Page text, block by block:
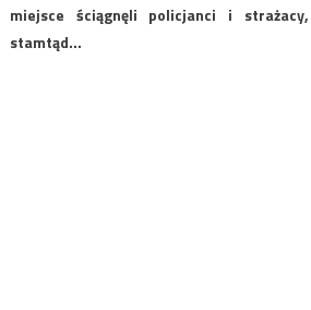
miejsce ściągnęli policjanci i
stamtąd…